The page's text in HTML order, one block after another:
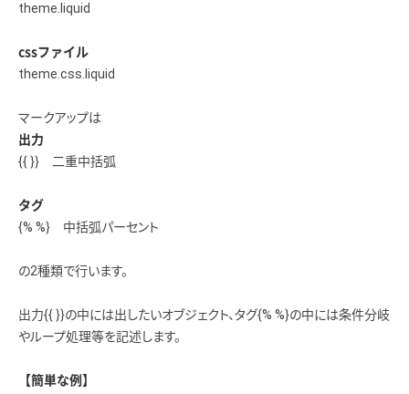
theme.liquid
cssファイル
theme.css.liquid
マークアップは
出力
{{ }} 二重中括弧
タグ
{% %} 中括弧パーセント
の2種類で行います。
出力{{ }}の中には出したいオブジェクト、タグ{% %}の中には条件分岐
やループ処理等を記述します。
【簡単な例】